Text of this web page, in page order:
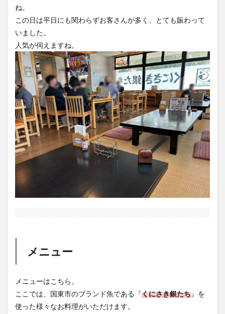
ね。
この日は平日にも関わらずお客さんが多く、とても賑わって
いました。
人気が伺えますね。
メニュー
メニューはこちら。
ここでは、国東市のブランド魚である『くにさき銀たち』を
使った様々なお料理がいただけます。